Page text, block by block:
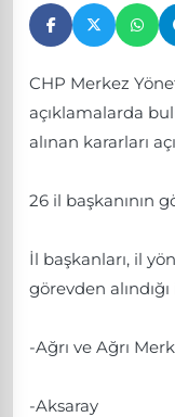
CHP Merkez
açıklamalarda
alınan kararları
26 il başkanının
İl başkanları, il
görevden
-Ağrı ve Ağrı
-Aksaray